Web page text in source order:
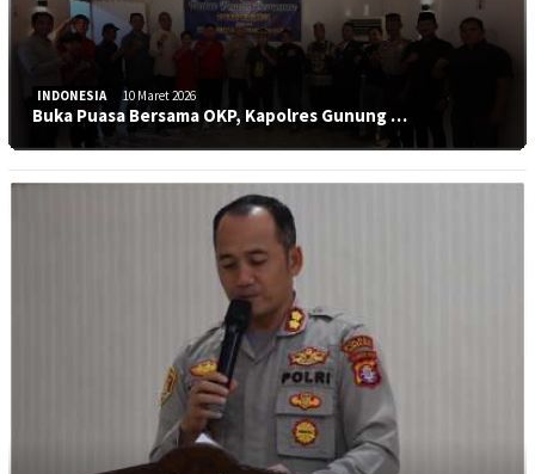
INDONESIA 10 Maret 2026
Buka Puasa Bersama OKP, Kapolres Gunung …